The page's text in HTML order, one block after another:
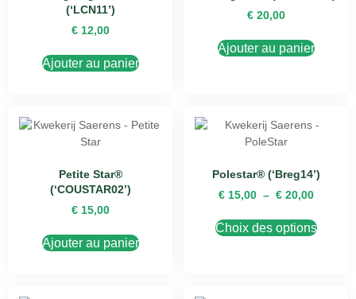
(‘LCN11’)
€12,00
Ajouter au panier
€20,00
Ajouter au panier
Petite Star®
(‘COUSTAR02’)
€15,00
Ajouter au panier
Polestar® (‘Breg14’)
€15,00 – €20,00
Choix des options